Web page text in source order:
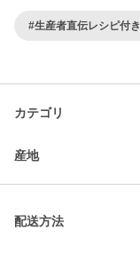
#生産者直伝レシピ付き
カテゴリ
産地
配送方法